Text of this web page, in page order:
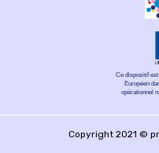
Ce dispositif
Européen
opérationnel
Copyright 2021 ©